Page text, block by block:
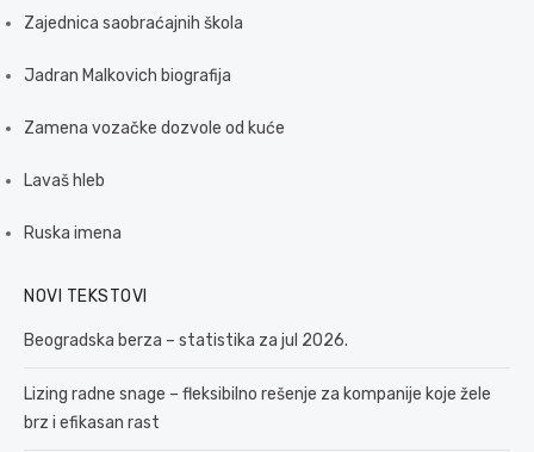
Zajednica saobraćajnih škola
Jadran Malkovich biografija
Zamena vozačke dozvole od kuće
Lavaš hleb
Ruska imena
NOVI TEKSTOVI
Beogradska berza – statistika za jul 2026.
Lizing radne snage – fleksibilno rešenje za kompanije koje žele
brz i efikasan rast